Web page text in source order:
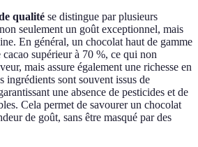
qualité se distingue par plusieurs
seulement un goût exceptionnel, mais
En général, un chocolat haut de gamme
supérieur à 70 %, ce qui non
mais assure également une richesse en
ingrédients sont souvent issus de
une absence de pesticides et de
Cela permet de savourer un chocolat
de goût, sans être masqué par des